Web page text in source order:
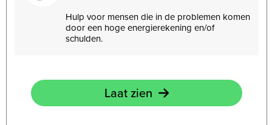
Hulp voor mensen die in de problemen komen
door een hoge energierekening en/of
schulden.
Laat zien